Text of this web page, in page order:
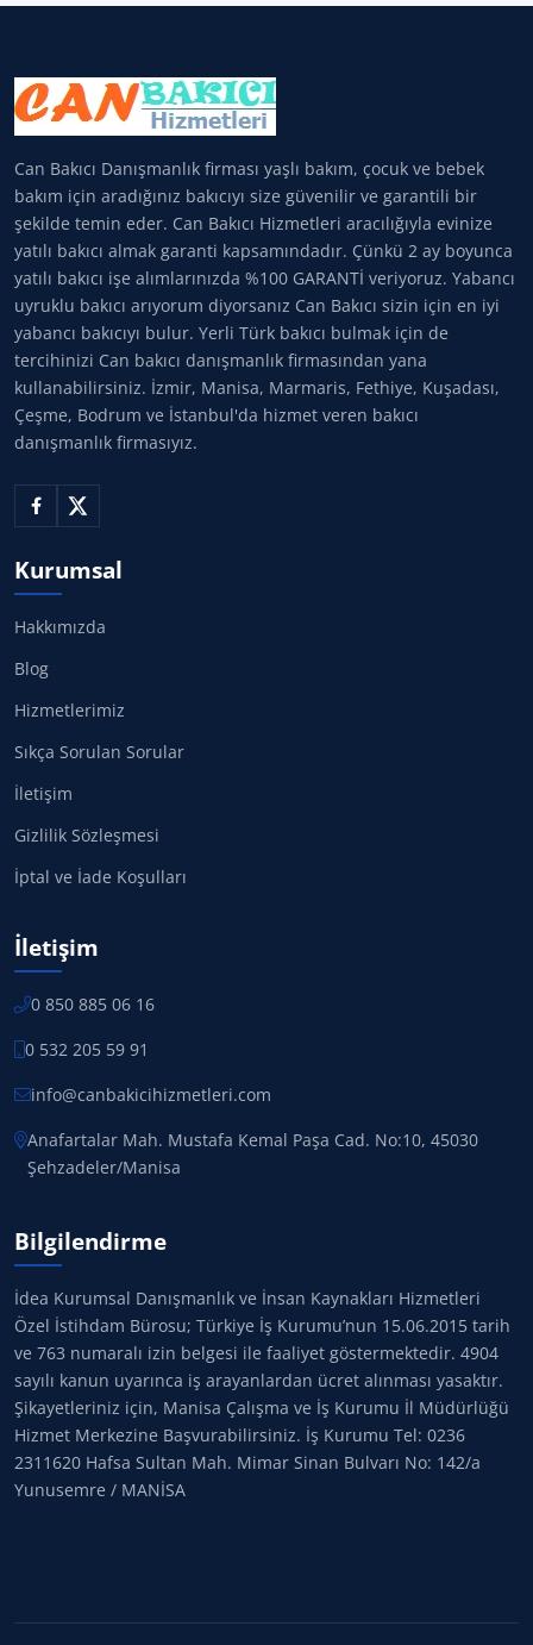
Can Bakıcı Danışmanlık firması yaşlı bakım, çocuk ve bebek
bakım için aradığınız bakıcıyı size güvenilir ve garantili bir
şekilde temin eder. Can Bakıcı Hizmetleri aracılığıyla evinize
yatılı bakıcı almak garanti kapsamındadır. Çünkü 2 ay boyunca
yatılı bakıcı işe alımlarınızda %100 GARANTİ veriyoruz. Yabancı
uyruklu bakıcı arıyorum diyorsanız Can Bakıcı sizin için en iyi
yabancı bakıcıyı bulur. Yerli Türk bakıcı bulmak için de
tercihinizi Can bakıcı danışmanlık firmasından yana
kullanabilirsiniz. İzmir, Manisa, Marmaris, Fethiye, Kuşadası,
Çeşme, Bodrum ve İstanbul'da hizmet veren bakıcı
danışmanlık firmasıyız.
Kurumsal
Hakkımızda
Blog
Hizmetlerimiz
Sıkça Sorulan Sorular
İletişim
Gizlilik Sözleşmesi
İptal ve İade Koşulları
İletişim
0 850 885 06 16
0 532 205 59 91
info@canbakicihizmetleri.com
Anafartalar Mah. Mustafa Kemal Paşa Cad. No:10, 45030
Şehzadeler/Manisa
Bilgilendirme
İdea Kurumsal Danışmanlık ve İnsan Kaynakları Hizmetleri
Özel İstihdam Bürosu; Türkiye İş Kurumu’nun 15.06.2015 tarih
ve 763 numaralı izin belgesi ile faaliyet göstermektedir. 4904
sayılı kanun uyarınca iş arayanlardan ücret alınması yasaktır.
Şikayetleriniz için, Manisa Çalışma ve İş Kurumu İl Müdürlüğü
Hizmet Merkezine Başvurabilirsiniz. İş Kurumu Tel: 0236
2311620 Hafsa Sultan Mah. Mimar Sinan Bulvarı No: 142/a
Yunusemre / MANİSA